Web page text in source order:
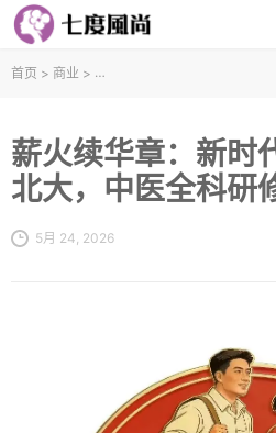
首页 > 商业 > 薪火续华章：新时代赤脚医生
薪火续华章：新时
北大，中医全科研
5月 24, 2026